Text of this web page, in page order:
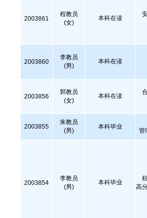
2003861
程教员
(女)
本科在读
2003860
李教员
(男)
本科在读
2003856
郭教员
(女)
本科在读
2003855
朱教员
(男)
本科毕业
管
2003854
李教员
(男)
本科毕业
高